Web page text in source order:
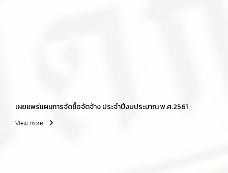
เผยแพร่แผนการจัดซื้อจัดจ้าง ประจำปีงบประมาณ พ.ศ.2561
View more